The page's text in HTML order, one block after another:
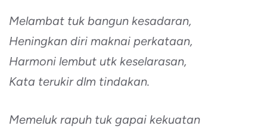
Melambat tuk bangun kesadaran,
Heningkan diri maknai perkataan,
Harmoni lembut utk keselarasan,
Kata terukir dlm tindakan.
Memeluk rapuh tuk gapai kekuatan